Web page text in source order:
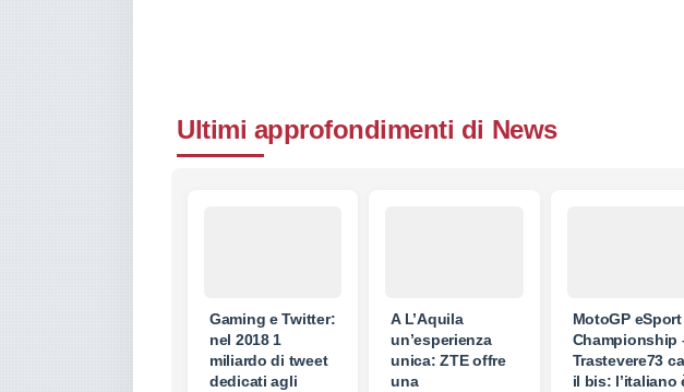
Ultimi approfondimenti di News
Gaming e Twitter:
nel 2018 1
miliardo di tweet
dedicati agli
A L’Aquila
un’esperienza
unica: ZTE offre
una
MotoGP eSport
Championship
Trastevere73
il bis: l’italiano